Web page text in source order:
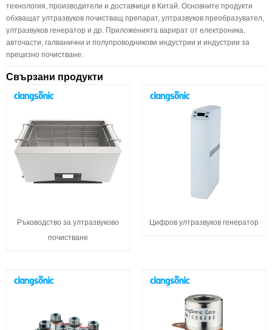
технология, производители и доставчици в Китай. Основните продукти
обхващат ултразвуков почистващ препарат, ултразвуков преобразувател,
ултразвуков генератор и др. Приложенията варират от електроника,
авточасти, галванични и полупроводникови индустрии и индустрии за
прецизно почистване.
Свързани продукти
Ръководство за ултразвуково
почистване
Цифров ултразвуков генератор